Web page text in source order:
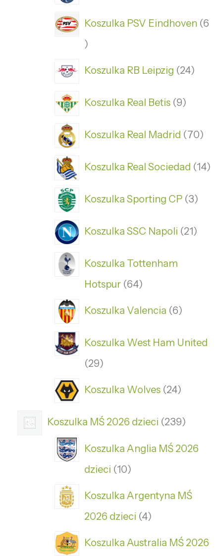
Koszulka PSV Eindhoven 6
Koszulka RB Leipzig 24
Koszulka Real Betis 9
Koszulka Real Madrid 70
Koszulka Real Sociedad 14
Koszulka Sporting CP 3
Koszulka SSC Napoli 21
Koszulka Tottenham
Hotspur 64
Koszulka Valencia 6
Koszulka West Ham United
29
Koszulka Wolves 24
Koszulka MŚ 2026 dzieci 239
Koszulka Anglia MŚ 2026
dzieci 10
Koszulka Argentyna MŚ
2026 dzieci 4
Koszulka Australia MŚ 2026